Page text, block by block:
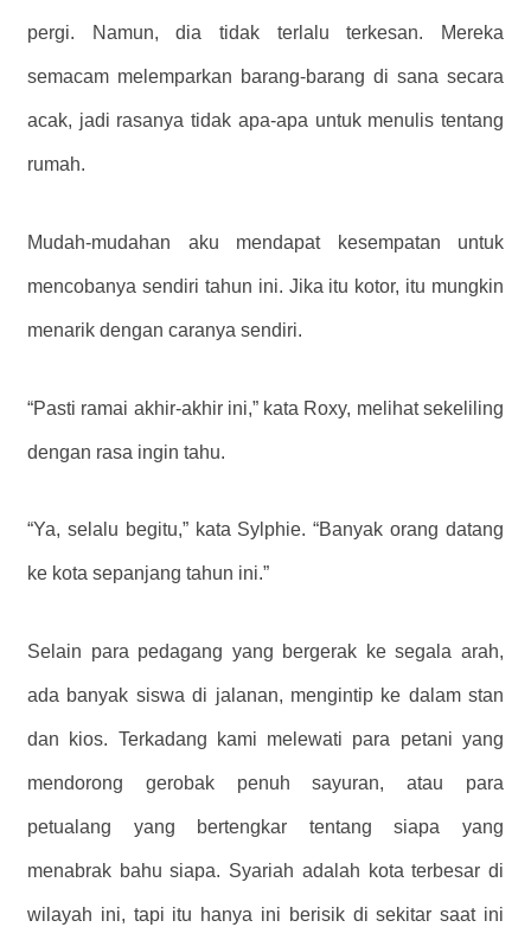
pergi. Namun, dia tidak terlalu terkesan. Mereka
semacam melemparkan barang-barang di sana secara
acak, jadi rasanya tidak apa-apa untuk menulis tentang
rumah.
Mudah-mudahan aku mendapat kesempatan untuk
mencobanya sendiri tahun ini. Jika itu kotor, itu mungkin
menarik dengan caranya sendiri.
“Pasti ramai akhir-akhir ini,” kata Roxy, melihat sekeliling
dengan rasa ingin tahu.
“Ya, selalu begitu,” kata Sylphie. “Banyak orang datang
ke kota sepanjang tahun ini.”
Selain para pedagang yang bergerak ke segala arah,
ada banyak siswa di jalanan, mengintip ke dalam stan
dan kios. Terkadang kami melewati para petani yang
mendorong gerobak penuh sayuran, atau para
petualang yang bertengkar tentang siapa yang
menabrak bahu siapa. Syariah adalah kota terbesar di
wilayah ini, tapi itu hanya ini berisik di sekitar saat ini